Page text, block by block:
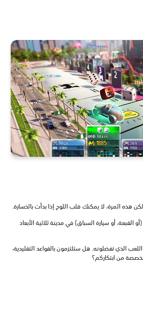
هذه المرة، لا يمكنك قلب اللوح إذا بدأت بالخسارة.
القبعة، أو سيارة السباق) في مدينة ثلاثية الأبعاد
الذي تفضلونه. هل ستلتزمون بالقواعد التقليدية،
من ابتكاركم؟